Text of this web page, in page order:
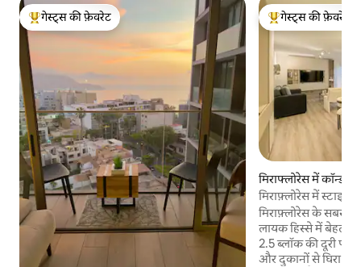
गेस्ट्स का टॉप फ़ेवरेट
गेस्ट्स की फ़ेवरेट
गेस्ट्स का टॉप फ़ेवरेट
गेस्ट्स की फ़ेवरेट
मिराफ्लोरेस में कॉन्डो
मिराफ़्लोरेस में
मिराफ़्लोरेस के सबसे
लायक हिस्से में
2.5 ब्लॉक की दूरी पर
और दुकानों से घिरा